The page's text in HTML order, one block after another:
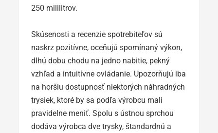
250 mililitrov.
Skúsenosti a recenzie spotrebiteľov sú
naskrz pozitívne, oceňujú spomínaný výkon,
dlhú dobu chodu na jedno nabitie, pekný
vzhľad a intuitívne ovládanie. Upozorňujú iba
na horšiu dostupnosť niektorých náhradných
trysiek, ktoré by sa podľa výrobcu mali
pravidelne meniť. Spolu s ústnou sprchou
dodáva výrobca dve trysky, štandardnú a